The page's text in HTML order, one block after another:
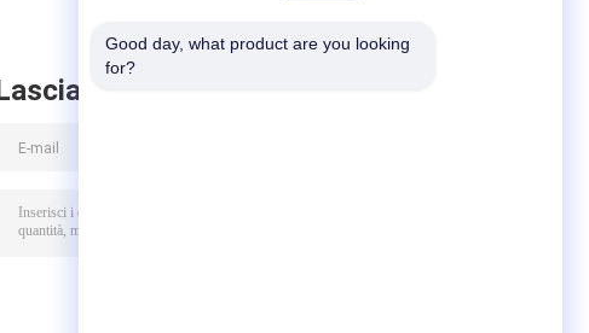
messaggio
Good day, what product are you looking
for?